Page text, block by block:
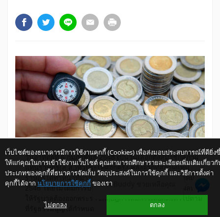
วันอาทิตย์ ที่ 6 กุมภาพันธ์ 2548 เป็นวันเลือกตั้งสมาชิกสภาผู้
แทนราษฎร(ส.ส.)ทั่วประเทศอีกครั้ง หลังจากที่สภาผู้แทน
ราษฎรได้ทำหน้าที่มาจน ครบวาระ 4 ปีเมื่อ วันที่ 6 มกราคม
2548 โดยไม่ได้มีการประกาศ ยุบ
ทำ
รัฐธรรมนูญได้
เว็บไซต์ของธนาคารมีการใช้งานคุกกี้ (Cookies) เพื่อส่งมอบประสบการณ์ที่ดียิ่ง
ให้แก่คุณในการเข้าใช้งานเว็บไซต์ คุณสามารถศึกษารายละเอียดเพิ่มเติมเกี่ยวกั
ประเภทของคุกกี้ที่ธนาคารจัดเก็บ วัตถุประสงค์ในการใช้คุกกี้ และวิธีการตั้งค่า
คุกกี้ได้จาก นโยบายการใช้คุกกี้ ของเรา
ไม่ตกลง ตกลง
ให้ K-Buddy ช่วยเหลือคุณ